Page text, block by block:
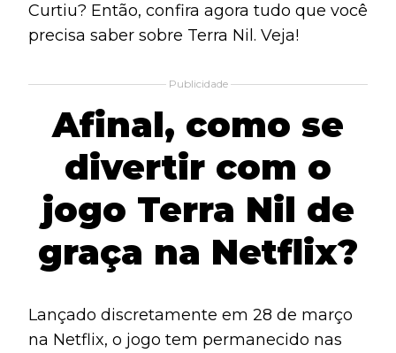
Curtiu? Então, confira agora tudo que você
precisa saber sobre Terra Nil. Veja!
Publicidade
Afinal, como se
divertir com o
jogo Terra Nil de
graça na Netflix?
Lançado discretamente em 28 de março
na Netflix, o jogo tem permanecido nas